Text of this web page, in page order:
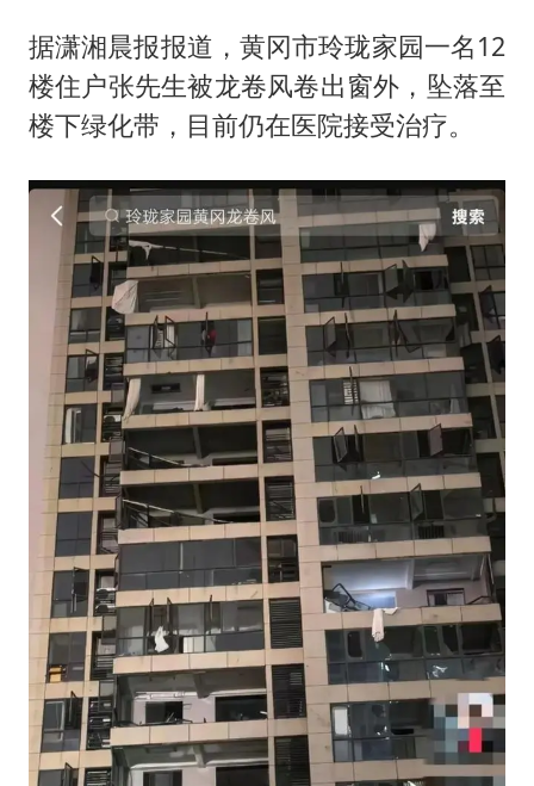
据潇湘晨报报道，黄冈市玲珑家园一名12
楼住户张先生被龙卷风卷出窗外，坠落至
楼下绿化带，目前仍在医院接受治疗。